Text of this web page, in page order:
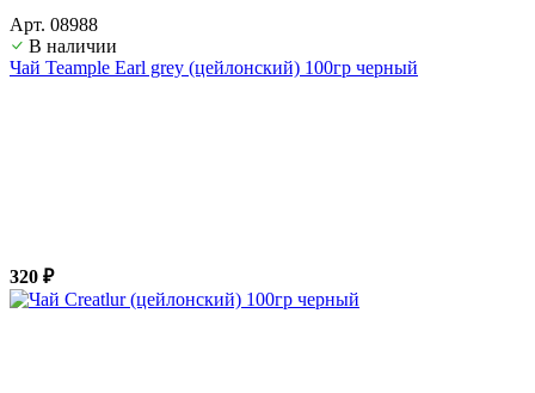
Арт. 08988
В наличии
Чай Teample Earl grey (цейлонский) 100гр черный
320 ₽